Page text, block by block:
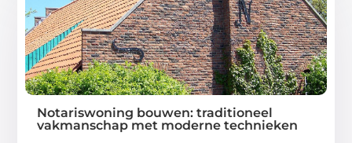
Notariswoning bouwen: traditioneel
vakmanschap met moderne technieken